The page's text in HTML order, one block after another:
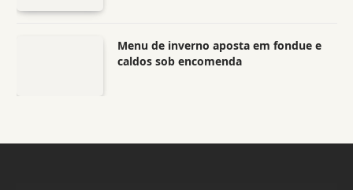
Menu de inverno aposta em fondue e
caldos sob encomenda